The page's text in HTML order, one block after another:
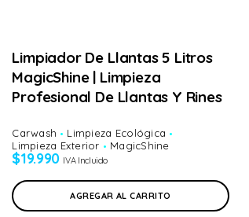
Limpiador De Llantas 5 Litros
MagicShine | Limpieza
Profesional De Llantas Y Rines
Carwash
Limpieza Ecológica
Limpieza Exterior
MagicShine
$19.990 IVA Incluido
AGREGAR AL CARRITO